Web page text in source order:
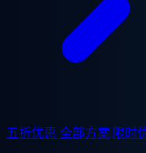
五折优惠 全部方案,限时